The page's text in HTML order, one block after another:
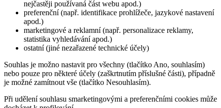
nejčastěji používaná část webu apod.)
preferenční (např. identifikace prohlížeče, jazykové nastavení
apod.)
marketingové a reklamní (např. personalizace reklamy,
statistika vyhledávání apod.)
ostatní (jiné nezařazené technické účely)
Souhlas je možno nastavit pro všechny (tlačítko Ano, souhlasím)
nebo pouze pro některé účely (zaškrtnutím příslušné části), případně
je možné zamítnout vše (tlačítko Nesouhlasím).
Při udělení souhlasu smarketingovými a preferenčními cookies může